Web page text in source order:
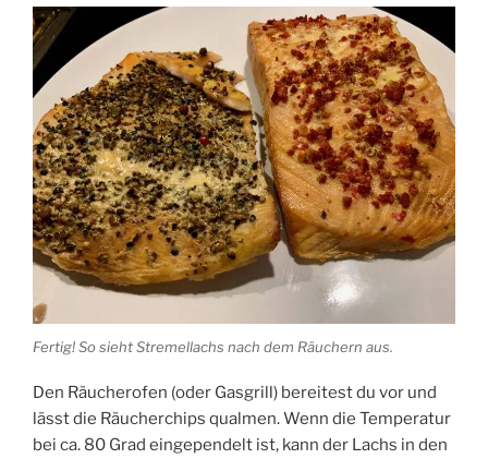
Fertig! So sieht Stremellachs nach dem Räuchern aus.
Den Räucherofen (oder Gasgrill) bereitest du vor und
lässt die Räucherchips qualmen. Wenn die Temperatur
bei ca. 80 Grad eingependelt ist, kann der Lachs in den